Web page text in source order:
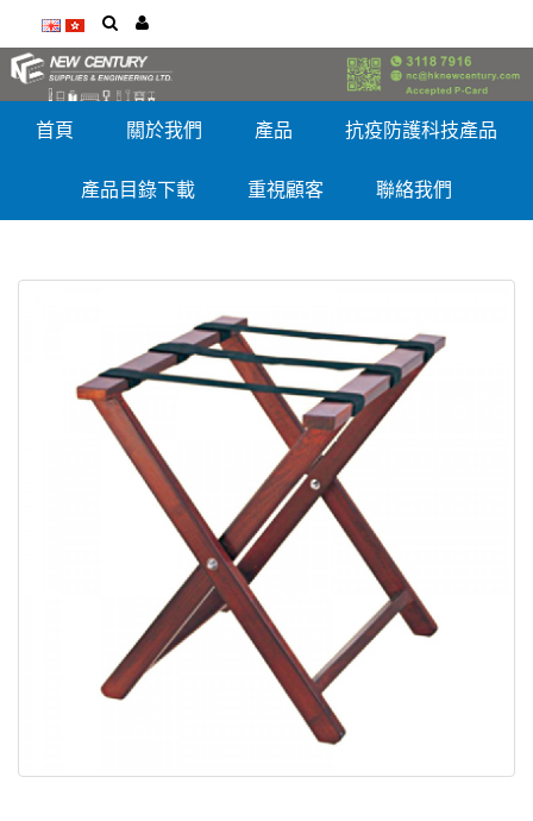
首頁 關於我們 產品 抗疫防護科技產品
產品目錄下載 重視顧客 聯絡我們